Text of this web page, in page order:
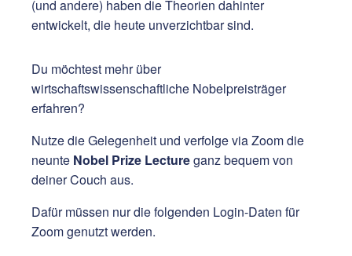
(und andere) haben die Theorien dahinter
entwickelt, die heute unverzichtbar sind.
Du möchtest mehr über
wirtschaftswissenschaftliche Nobelpreisträger
erfahren?
Nutze die Gelegenheit und verfolge via Zoom die
neunte Nobel Prize Lectureganz bequem von
deiner Couch aus.
Dafür müssen nur die folgenden Login-Daten für
Zoom genutzt werden.